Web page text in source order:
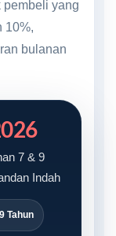
pembeli yang
10%,
bulanan
7 & 9
Indah
Tahun